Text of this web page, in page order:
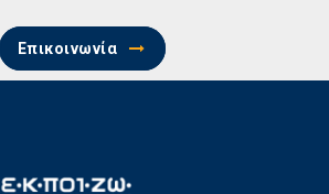
Επικοινωνία